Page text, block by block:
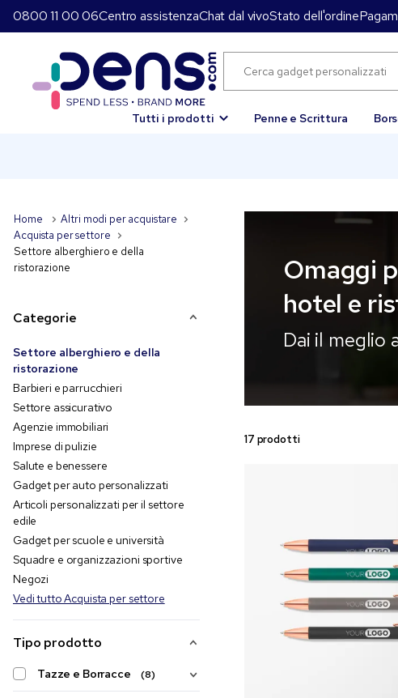
0800 11 00 06Centro assistenzaChat dal vivoStato dell'ordine
Tutti i prodotti Penne e Scrittura
Home
Altri modi per acquistare
Acquista per settore
Settore alberghiero e della
ristorazione
Categorie
Settore alberghiero e della
ristorazione
Barbieri e parrucchieri
Settore assicurativo
Agenzie immobiliari
Imprese di pulizie
Salute e benessere
Gadget per auto personalizzati
Articoli personalizzati per il settore
edile
Gadget per scuole e università
Squadre e organizzazioni sportive
Negozi
Vedi tutto Acquista per settore
Tipo prodotto
Tazze e Borracce (8)
Omaggi
hotel e
Dai il meglio
17 prodotti